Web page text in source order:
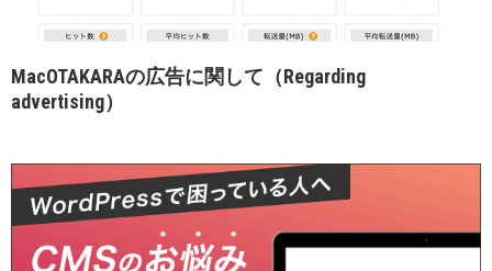
MacOTAKARAの広告に関して（Regarding
advertising）